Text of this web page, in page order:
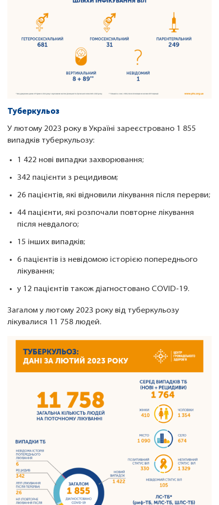
Туберкульоз
У лютому 2023 року в Україні зареєстровано 1 855
випадків туберкульозу:
1 422 нові випадки захворювання;
342 пацієнти з рецидивом;
26 пацієнтів, які відновили лікування після перерви;
44 пацієнти, які розпочали повторне лікування
після невдалого;
15 інших випадків;
6 пацієнтів із невідомою історією попереднього
лікування;
у 12 пацієнтів також діагностовано COVID-19.
Загалом у лютому 2023 року від туберкульозу
лікувалися 11 758 людей.